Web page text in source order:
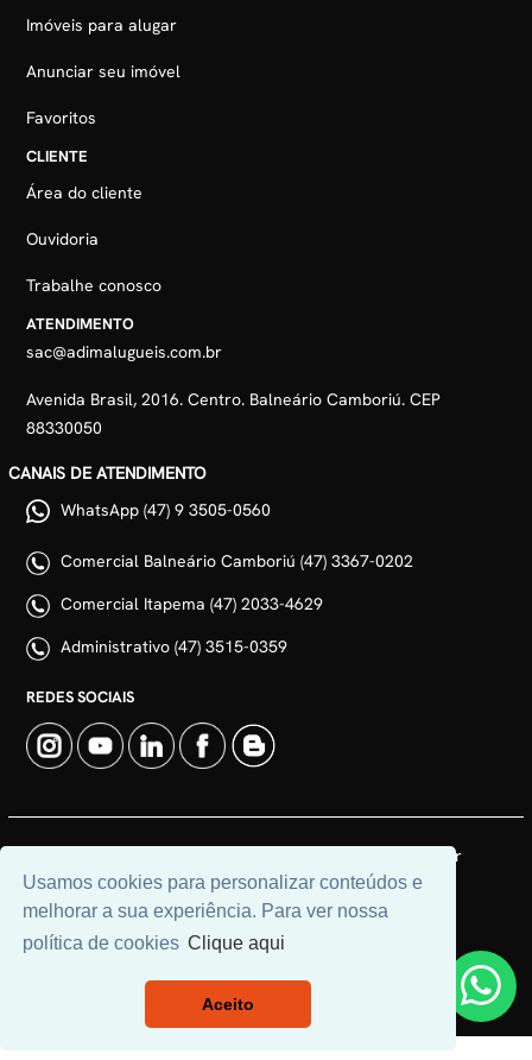
Usamos cookies para personalizar conteúdos e
melhorar a sua experiência. Para ver nossa
política de cookies Clique aqui
Aceito
Imóveis para alugar
Anunciar seu imóvel
Favoritos
CLIENTE
Área do cliente
Ouvidoria
Trabalhe conosco
ATENDIMENTO
sac@adimalugueis.com.br
Avenida Brasil, 2016. Centro. Balneário Camboriú. CEP
88330050
CANAIS DE ATENDIMENTO
WhatsApp (47) 9 3505-0560
Comercial Balneário Camboriú (47) 3367-0202
Comercial Itapema (47) 2033-4629
Administrativo (47) 3515-0359
REDES SOCIAIS
© 2026 | Adim Aluguéis | CRECI: 3235J | Desenvolvido por
Universal Software.